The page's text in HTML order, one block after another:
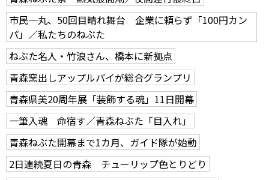
市民一丸、50回目晴れ舞台 企業に頼らず「100円カン
パ」／私たちのねぶた
ねぶた名人・竹浪さん、橋本に新拠点
青森窯出しアップルパイが総合グランプリ
青森県美20周年展「装飾する魂」11日開幕
一筆入魂 命宿す／青森ねぶた「目入れ」
青森ねぶた開幕まで1カ月、ガイド隊が始動
2日連続夏日の青森 チューリップ色とりどり